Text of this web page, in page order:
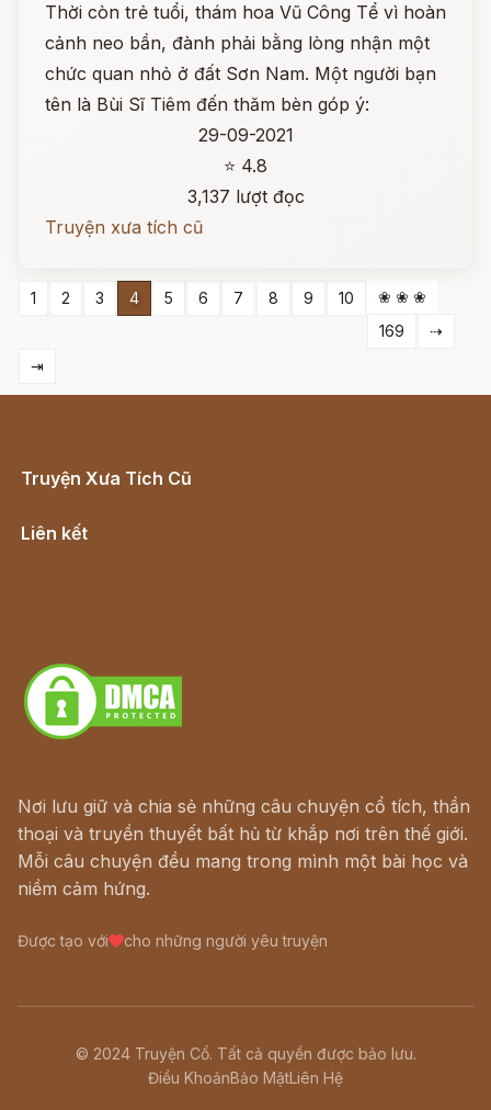
Thời còn trẻ tuổi, thám hoa Vũ Công Tể vì hoàn
cảnh neo bần, đành phải bằng lòng nhận một
chức quan nhỏ ở đất Sơn Nam. Một người bạn
tên là Bùi Sĩ Tiêm đến thăm bèn góp ý:
29-09-2021
⭐ 4.8
3,137 lượt đọc
Truyện xưa tích cũ
1 2 3 4 5 6 7 8 9 10
❀ ❀ ❀
169
⇢
⇥
Truyện Xưa Tích Cũ
Liên kết
Nơi lưu giữ và chia sẻ những câu chuyện cổ tích, thần
thoại và truyền thuyết bất hủ từ khắp nơi trên thế giới.
Mỗi câu chuyện đều mang trong mình một bài học và
niềm cảm hứng.
Được tạo với cho những người yêu truyện
© 2024 Truyện Cổ. Tất cả quyền được bảo lưu.
Điều KhoảnBảo MậtLiên Hệ